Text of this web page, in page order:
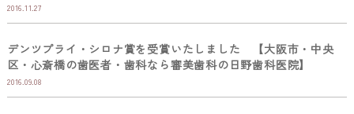
2016.11.27
デンツプライ・シロナ賞を受賞いたしました 【大阪市・中央
区・心斎橋の歯医者・歯科なら審美歯科の日野歯科医院】
2016.09.08